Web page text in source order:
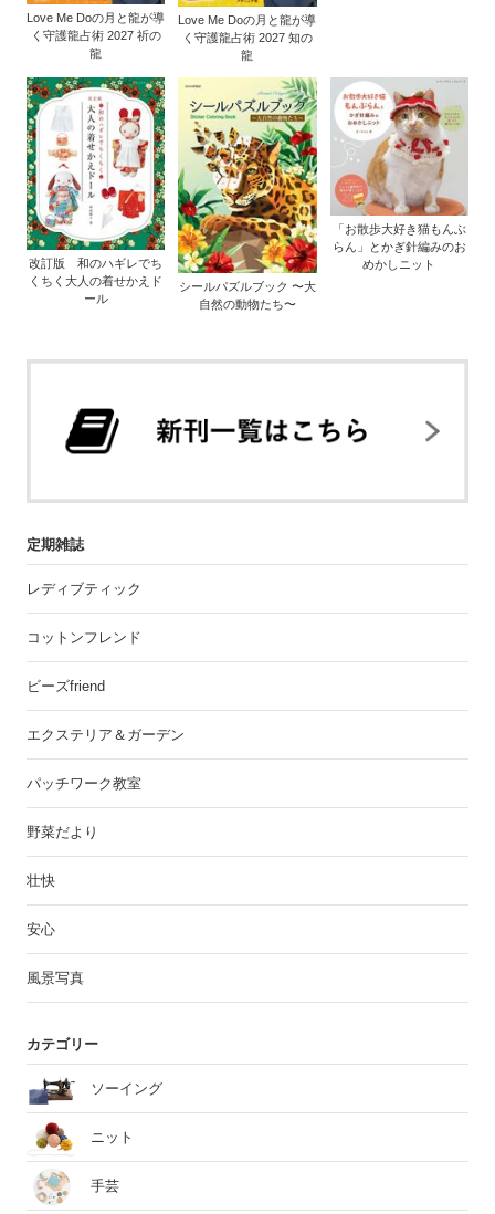
Love Me Doの月と龍が導
く守護龍占術 2027 祈の
龍
Love Me Doの月と龍が導
く守護龍占術 2027 知の
龍
改訂版 和のハギレでち
くちく大人の着せかえド
ール
シールパズルブック 〜大
自然の動物たち〜
「お散歩大好き猫もんぶ
らん」とかぎ針編みのお
めかしニット
定期雑誌
レディブティック
コットンフレンド
ビーズfriend
エクステリア＆ガーデン
パッチワーク教室
野菜だより
壮快
安心
風景写真
カテゴリー
ソーイング
ニット
手芸